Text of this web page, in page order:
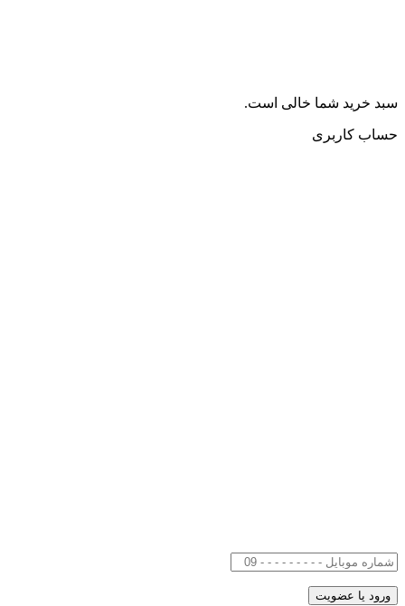
سبد خرید شما خالی است.
حساب کاربری